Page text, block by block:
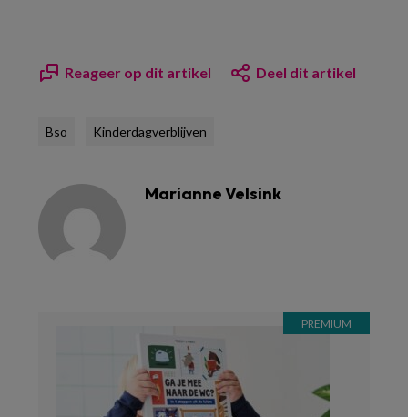
Reageer op dit artikel Deel dit artikel
Bso Kinderdagverblijven
Marianne Velsink